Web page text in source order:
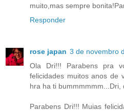
muito,mas sempre
Responder
rose japan 3 de novembro
Ola Dri!!! Parabens pra
felicidades muitos anos de
hra ha ti bummmmmm...Dri,
Parabens Dri!!! Muias